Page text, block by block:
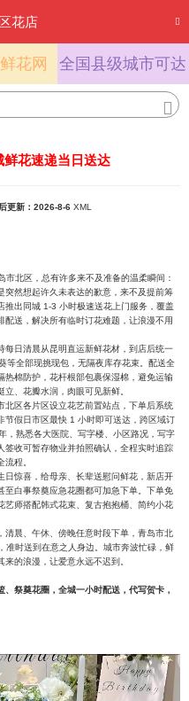
花店
花网 全国县级城市可达
花速递当日送达
更新：2026-8-6 XML
北区，总有许多来不及准备的温柔瞬间：
突然想起许久未表达的歉意，来不及提前筹
推出同城 1-3 小时极速送花上门服务，覆盖
送，解决所有临时订花难题，让浪漫不用
每日清晨从昆明直运新鲜花材，到店后统一
等全部现挑现包，无隔夜库存花束。配送全
热棉防护，花杆根部包裹保湿棉，避免运输
、花瓣水润，肉眼可见新鲜。
北区各片区设立花艺前置站点，下单后系统
节假日市区最快 1 小时即可送达，跨区域订
，熟悉各大医院、写字楼、小区路况，写字
签收可暂存物业并拍照确认，全程实时追踪
程。
日惊喜，给母亲、长辈送慰问鲜花，新店开
白事祭奠应急花圈都可加急下单。下单免
艺师搭配韩式花束、复古抱抱桶、简约小花
清晨、午休、傍晚任意时段下单，青岛市北
准时送到在意之人身边。城市奔波忙碌，鲜
的浪漫，让爱意永远不迟到。
祭奠花圈，全城一小时配送，代写贺卡，